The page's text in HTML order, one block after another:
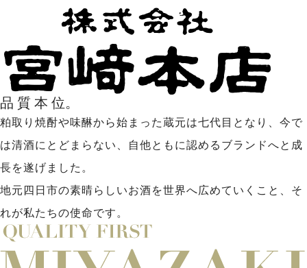
品 質 本 位。
粕取り焼酎や味醂から始まった蔵元は七代目となり、 今で
は清酒にとどまらない、自他ともに認める ブランドへと成
長を遂げました。
地元四日市の素晴らしいお酒を世界へ広めていくこと、 そ
れが私たちの使命です。